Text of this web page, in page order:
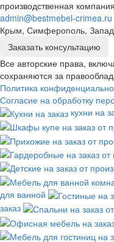
производственная
admin@bestmebel-crimea.ru
Крым, Симферополь,
Заказать консультацию
Все авторские права,
сохраняются за
Политика
Согласие на обработку
кухни на
для ванной
заказ